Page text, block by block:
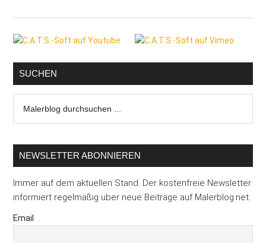
Seitenspalte
SUCHEN
durchsuchen
NEWSLETTER ABONNIEREN
Immer auf dem aktuellen Stand. Der kostenfreie Newsletter
informiert regelmäßig über neue Beiträge auf Malerblog.net.
Email